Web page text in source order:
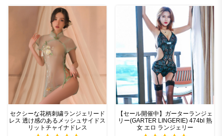
セクシーな花柄刺繍ランジェリード
レス 透け感のあるメッシュサイドス
リットチャイナドレス
【セール開催中】ガーターランジェ
リー(GARTER LINGERIE) 474bl 熟
女 エロ ランジェリー